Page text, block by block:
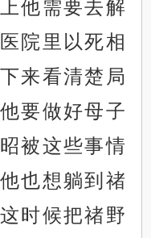
他需要去解
院里以死相
来看清楚局
要做好母子
被这些事情
也想躺到禇
时候把禇野